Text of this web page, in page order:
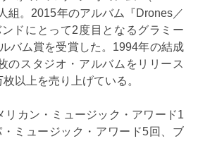
組。2015年のアルバム『Drones／
ドにとって2度目となるグラミー
バム賞を受賞した。1994年の結成
のスタジオ・アルバムをリリース
以上を売り上げている。
リカン・ミュージック・アワード1
ミュージック・アワード5回、ブ